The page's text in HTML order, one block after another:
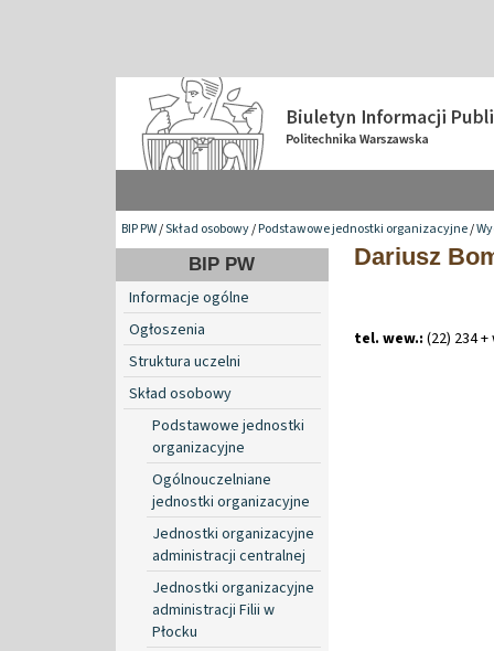
BIP PW/Skład osobowy/Podstawowe jednostki organizacyjne/
BIP PW
Informacje ogólne
Ogłoszenia
Struktura uczelni
Skład osobowy
Podstawowe jednostki
organizacyjne
Ogólnouczelniane
jednostki organizacyjne
Jednostki organizacyjne
administracji centralnej
Jednostki organizacyjne
administracji Filii w
Płocku
Dariusz
tel. wew.: (22) 234